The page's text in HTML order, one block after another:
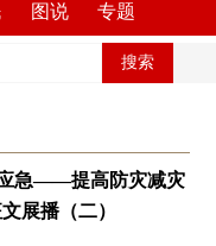
图说 专题
搜索
应急——提高防灾减灾
展播（二）